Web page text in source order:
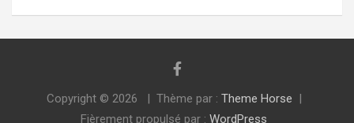
Copyright © 2026 Thème par : Theme Horse
Fièrement propulsé par : WordPress